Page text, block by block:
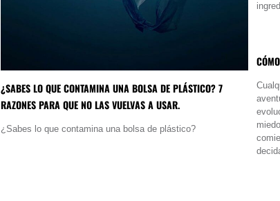
¿SABES LO QUE CONTAMINA UNA BOLSA DE PLÁSTICO? 7
RAZONES PARA QUE NO LAS VUELVAS A USAR.
¿Sabes lo que contamina una bolsa de plástico?